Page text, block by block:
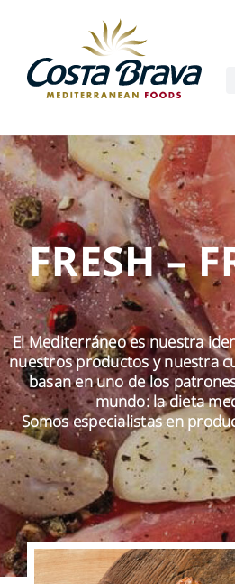
content
SOSTENIBILIDAD
PRODUCTOS
COMUNICACIÓN
EMPLEO
CONTACTO
ES
FRESH –
El Mediterráneo es nuestra
nuestros productos y nuestra
basan en uno de los
mundo: la dieta
Somos especialistas en